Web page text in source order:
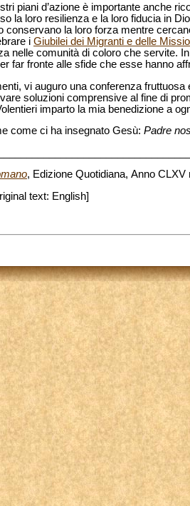
piani d’azione è importante anche
la loro resilienza e la loro fiducia in
conservano la loro forza mentre
i Giubilei dei Migranti e delle
nelle comunità di coloro che servite.
far fronte alle sfide che esse hanno
vi auguro una conferenza
soluzioni comprensive al fine di
imparto la mia benedizione a
come ci ha insegnato Gesù: Padre
, Edizione Quotidiana, Anno
text: English]